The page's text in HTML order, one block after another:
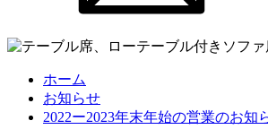
ホーム
お知らせ
2022ー2023年末年始の営業のお知